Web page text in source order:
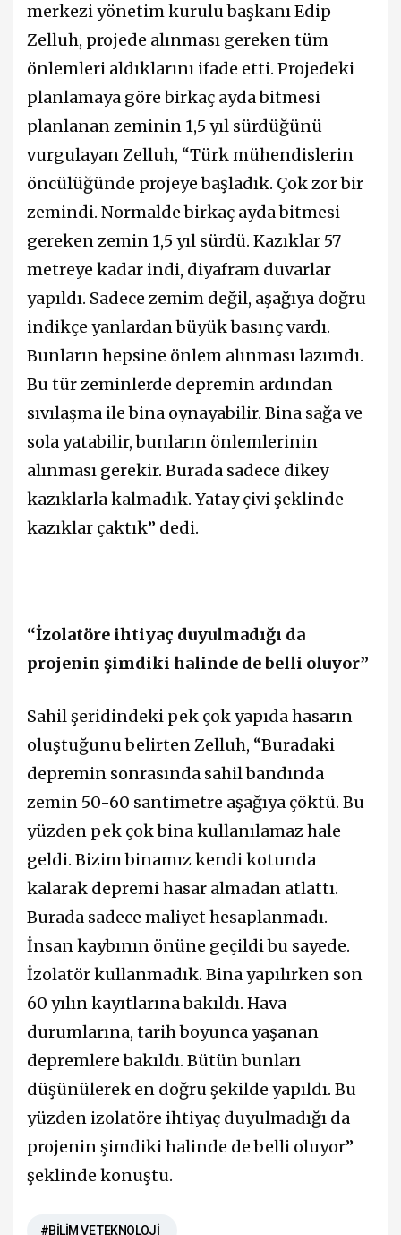
merkezi yönetim kurulu başkanı Edip
Zelluh, projede alınması gereken tüm
önlemleri aldıklarını ifade etti. Projedeki
planlamaya göre birkaç ayda bitmesi
planlanan zeminin 1,5 yıl sürdüğünü
vurgulayan Zelluh, “Türk mühendislerin
öncülüğünde projeye başladık. Çok zor bir
zemindi. Normalde birkaç ayda bitmesi
gereken zemin 1,5 yıl sürdü. Kazıklar 57
metreye kadar indi, diyafram duvarlar
yapıldı. Sadece zemim değil, aşağıya doğru
indikçe yanlardan büyük basınç vardı.
Bunların hepsine önlem alınması lazımdı.
Bu tür zeminlerde depremin ardından
sıvılaşma ile bina oynayabilir. Bina sağa ve
sola yatabilir, bunların önlemlerinin
alınması gerekir. Burada sadece dikey
kazıklarla kalmadık. Yatay çivi şeklinde
kazıklar çaktık” dedi.
“İzolatöre ihtiyaç duyulmadığı da
projenin şimdiki halinde de belli oluyor”
Sahil şeridindeki pek çok yapıda hasarın
oluştuğunu belirten Zelluh, “Buradaki
depremin sonrasında sahil bandında
zemin 50-60 santimetre aşağıya çöktü. Bu
yüzden pek çok bina kullanılamaz hale
geldi. Bizim binamız kendi kotunda
kalarak depremi hasar almadan atlattı.
Burada sadece maliyet hesaplanmadı.
İnsan kaybının önüne geçildi bu sayede.
İzolatör kullanmadık. Bina yapılırken son
60 yılın kayıtlarına bakıldı. Hava
durumlarına, tarih boyunca yaşanan
depremlere bakıldı. Bütün bunları
düşünülerek en doğru şekilde yapıldı. Bu
yüzden izolatöre ihtiyaç duyulmadığı da
projenin şimdiki halinde de belli oluyor”
şeklinde konuştu.
#BİLİM VE TEKNOLOJİ